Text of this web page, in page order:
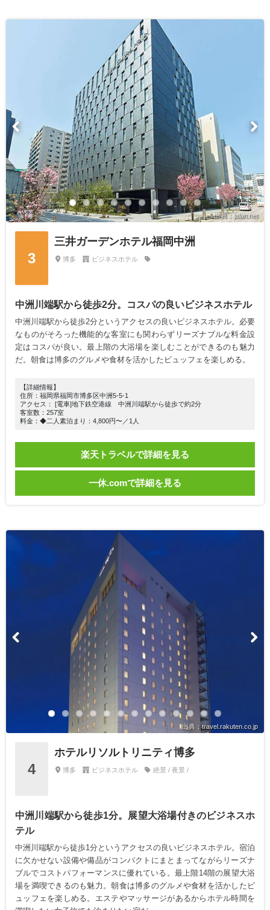
出典：jalan.net
3
三井ガーデンホテル福岡中洲
博多 ビジネスホテル
中洲川端駅から徒歩2分。コスパの良いビジネスホテル
中洲川端駅から徒歩2分というアクセスの良いビジネスホテル。必要
なものがそろった機能的な客室にも関わらずリーズナブルな料金設
定はコスパが良い。最上階の大浴場を楽しむことができるのも魅力
だ。朝食は博多のグルメや食材を活かしたビュッフェを楽しめる。
【詳細情報】
住所：福岡県福岡市博多区中洲5-5-1
アクセス： [電車]地下鉄空港線 中洲川端駅から徒歩で約2分
客室数：257室
料金：◆二人素泊まり：4,800円〜／1人
楽天トラベルで詳細を見る
一休.comで詳細を見る
出典：travel.rakuten.co.jp
4
ホテルリソルトリニティ博多
博多 ビジネスホテル 絶景 / 夜景 /
中洲川端駅から徒歩1分。展望大浴場付きのビジネスホ
テル
中洲川端駅から徒歩1分というアクセスの良いビジネスホテル。宿泊
に欠かせない設備や備品がコンパクトにまとまってながらリーズナ
ブルでコストパフォーマンスに優れている。最上階14階の展望大浴
場を満喫できるのも魅力。朝食は博多のグルメや食材を活かしたビ
ュッフェを楽しめる。エステやマッサージがあるからホテル時間を